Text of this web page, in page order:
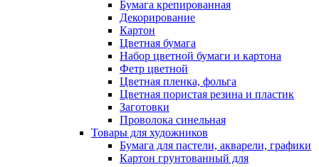
Бумага крепированная
Декорирование
Картон
Цветная бумага
Набор цветной бумаги и картона
Фетр цветной
Цветная пленка, фольга
Цветная пористая резина и пластик
Заготовки
Проволока синельная
Товары для художников
Бумага для пастели, акварели, графики
Картон грунтованный для